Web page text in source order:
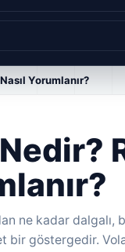
Yorumlanır?
ne kadar dalgalı,
bir göstergedir.